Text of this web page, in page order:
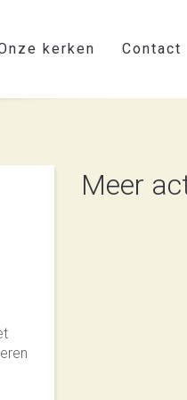
kerken Contact
Meer